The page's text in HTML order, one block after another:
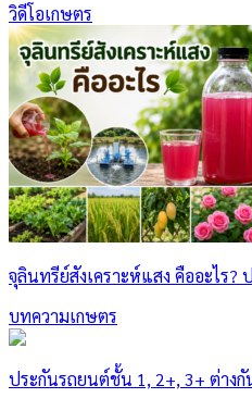
วิดีโอเกษตร
จุลินทรีย์สังเคราะห์แสง คืออะไร?
บทความเกษตร
ประกันรถยนต์ชั้น 1, 2+, 3+ ต่างกั